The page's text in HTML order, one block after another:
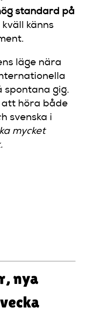
standard på
känns
läge nära
spontana gig.
höra både
svenska i
mycket
nya